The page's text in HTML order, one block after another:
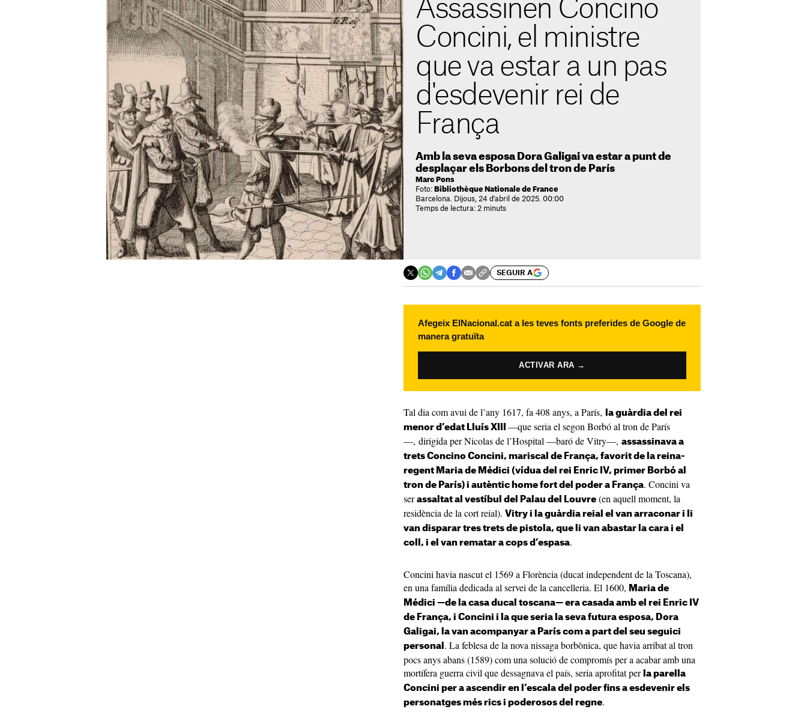
Assassinen Concino
Concini, el ministre
que va estar a un pas
d'esdevenir rei de
França
Amb la seva esposa Dora Galigai va estar a punt de
desplaçar els Borbons del tron de París
Marc Pons
Foto: Bibliothèque Nationale de France
Barcelona. Dijous, 24 d'abril de 2025. 00:00
Temps de lectura: 2 minuts
SEGUIR A
Afegeix ElNacional.cat a les teves fonts preferides de Google de
manera gratuïta
ACTIVAR ARA →
Tal dia com avui de l’any 1617, fa 408 anys, a París,
la guàrdia del rei
menor d’edat Lluís XIII —que seria el segon Borbó al tron de París
—, dirigida per Nicolas de l’Hospital —baró de Vitry—, assassinava a
trets Concino Concini, mariscal de França, favorit de la reina-
regent Maria de Médici (vídua del rei Enric IV, primer Borbó al
tron de París) i autèntic home fort del poder a França. Concini va
ser assaltat al vestíbul del Palau del Louvre (en aquell moment, la
residència de la cort reial). Vitry i la guàrdia reial el van arraconar i li
van disparar tres trets de pistola, que li van abastar la cara i el
coll, i el van rematar a cops d’espasa.
Concini havia nascut el 1569 a Florència (ducat independent de la Toscana),
en una família dedicada al servei de la cancelleria. El 1600, Maria de
Médici —de la casa ducal toscana— era casada amb el rei Enric IV
de França, i Concini i la que seria la seva futura esposa, Dora
Galigai, la van acompanyar a París com a part del seu seguici
personal . La feblesa de la nova nissaga borbònica, que havia arribat al tron
pocs anys abans (1589) com una solució de compromís per a acabar amb una
mortífera guerra civil que dessagnava el país, seria aprofitat per la parella
Concini per a ascendir en l’escala del poder fins a esdevenir els
personatges més rics i poderosos del regne.